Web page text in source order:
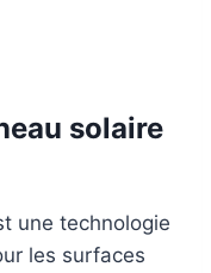
solaire
une technologie
les surfaces